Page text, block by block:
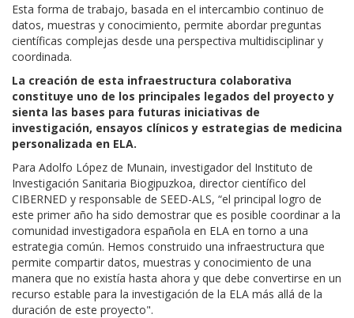
Esta forma de trabajo, basada en el intercambio continuo de
datos, muestras y conocimiento, permite abordar preguntas
científicas complejas desde una perspectiva multidisciplinar y
coordinada.
La creación de esta infraestructura colaborativa
constituye uno de los principales legados del proyecto y
sienta las bases para futuras iniciativas de
investigación, ensayos clínicos y estrategias de medicina
personalizada en ELA.
Para Adolfo López de Munain, investigador del Instituto de
Investigación Sanitaria Biogipuzkoa, director científico del
CIBERNED y responsable de SEED-ALS, “el principal logro de
este primer año ha sido demostrar que es posible coordinar a la
comunidad investigadora española en ELA en torno a una
estrategia común. Hemos construido una infraestructura que
permite compartir datos, muestras y conocimiento de una
manera que no existía hasta ahora y que debe convertirse en un
recurso estable para la investigación de la ELA más allá de la
duración de este proyecto".